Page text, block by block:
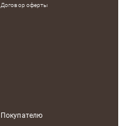
Договор оферты
Покупателю